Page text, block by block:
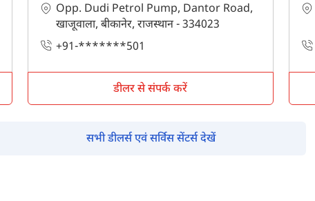
Opp. Dudi Petrol Pump, Dantor Road,
खाजूवाला, बीकानेर, राजस्थान - 334023
+91-*******501
डीलर से संपर्क करें
सभी डीलर्स एवं सर्विस सेंटर्स देखें